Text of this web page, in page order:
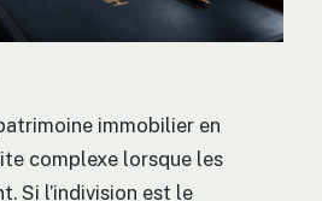
immobilier en
complexe lorsque les
Si l’indivision est le